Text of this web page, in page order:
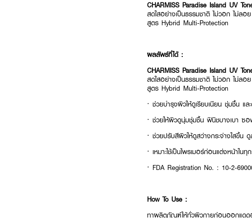
CHARMISS Paradise Island UV
สดใสอย่างเป็นธรรมชาติ ไม่วอก ไม่ล
สูตร Hybrid Multi-Protection
ผลลัพธ์ที่ได้ :
CHARMISS Paradise Island UV
สดใสอย่างเป็นธรรมชาติ ไม่วอก ไม่ล
สูตร Hybrid Multi-Protection
· ช่วยบำรุงผิวให้ดูเรียบเนียน ชุ่มชื้น แล
· ช่วยให้ผิวดูนุ่มชุ่มชื้น ฟินิชบางเบา ซอ
· ช่วยปรับสีผิวให้ดูสว่างกระจ่างใสขึ้น
· เหมาะใช้เป็นไพรเมอร์ก่อนแต่งหน้าในทุ
· FDA Registration No. : 10-2-
How To Use :
ทาผลิตภัณฑ์ให้ทั่วผิวกายก่อนออกแดด